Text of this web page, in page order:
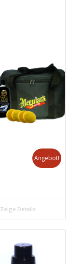
Angebot!
Zeige Details